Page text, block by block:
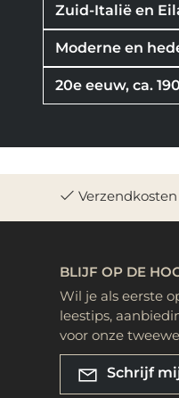
Zuid-Italië en
Moderne en
20e eeuw, ca.
BLIJF OP DE
Wil je als eerste
leestips,
voor onze
Schrijf